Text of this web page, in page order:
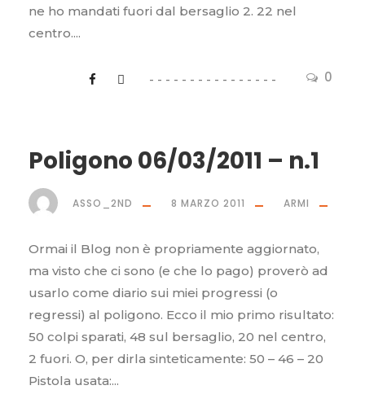
0
ne ho mandati fuori dal bersaglio 2. 22 nel
centro....
Poligono 06/03/2011 – n.1
ASSO_2ND 8 MARZO 2011 ARMI
Ormai il Blog non è propriamente aggiornato,
ma visto che ci sono (e che lo pago) proverò ad
usarlo come diario sui miei progressi (o
regressi) al poligono. Ecco il mio primo risultato:
50 colpi sparati, 48 sul bersaglio, 20 nel centro,
2 fuori. O, per dirla sinteticamente: 50 – 46 – 20
Pistola usata:...